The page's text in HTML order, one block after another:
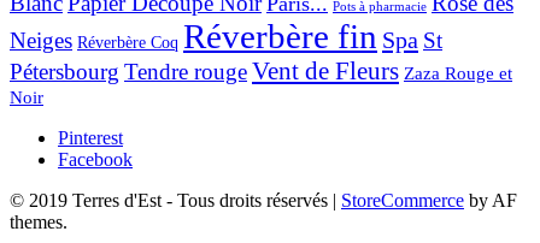
Pots à pharmacie
Neiges Réverbère Coq Réverbère fin Spa St
Pétersbourg Tendre rougeVent de Fleurs Zaza Rouge et
Noir
Pinterest
Facebook
© 2019 Terres d'Est - Tous droits réservés | StoreCommerce by AF
themes.